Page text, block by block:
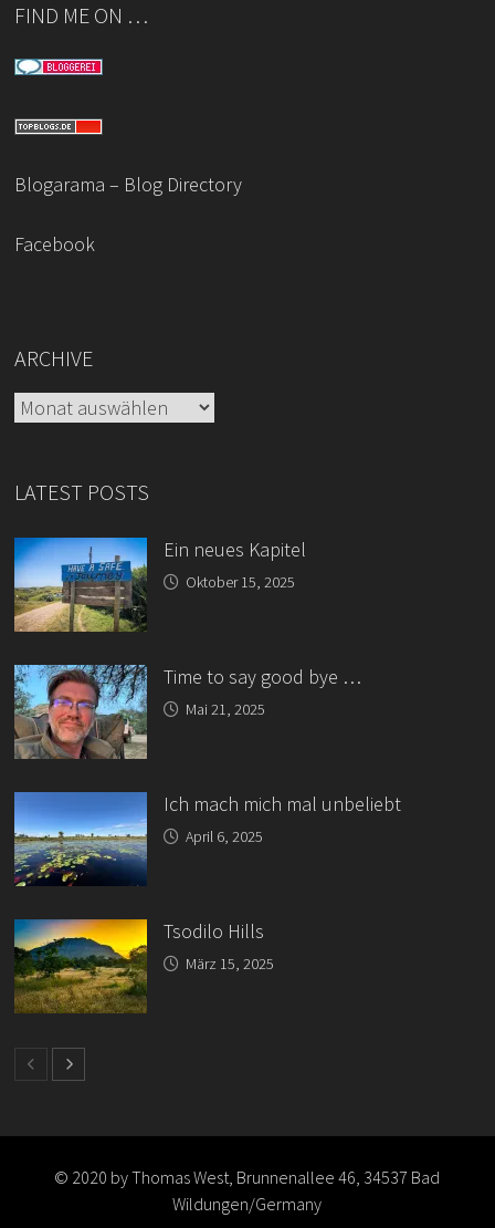
FIND ME ON …
Blogarama – Blog Directory
Facebook
ARCHIVE
Archive
LATEST POSTS
Ein neues Kapitel
Oktober 15, 2025
Time to say good bye …
Mai 21, 2025
Ich mach mich mal unbeliebt
April 6, 2025
Tsodilo Hills
März 15, 2025
© 2020 by Thomas West, Brunnenallee 46, 34537 Bad
Wildungen/Germany